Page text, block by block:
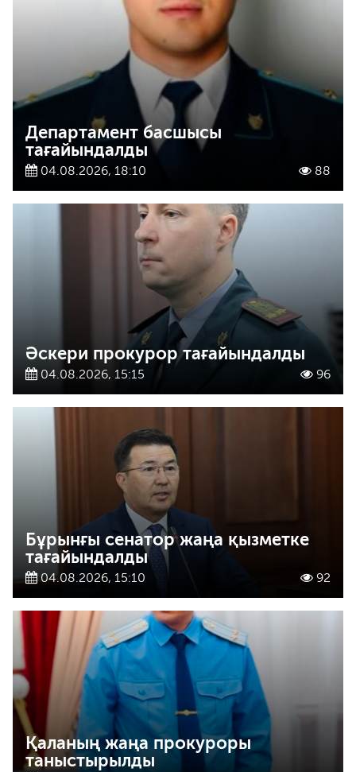
Департамент басшысы
тағайындалды
04.08.2026, 18:10 88
Әскери прокурор тағайындалды
04.08.2026, 15:15 96
Бұрынғы сенатор жаңа қызметке
тағайындалды
04.08.2026, 15:10 92
Қаланың жаңа прокуроры
таныстырылды